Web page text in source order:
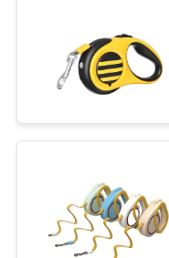
SITIO
PRIVACY
animal